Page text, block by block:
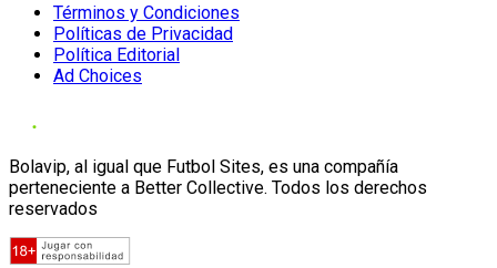
Términos y Condiciones
Políticas de Privacidad
Política Editorial
Ad Choices
Bolavip, al igual que Futbol Sites, es una compañía
perteneciente a Better Collective. Todos los derechos
reservados